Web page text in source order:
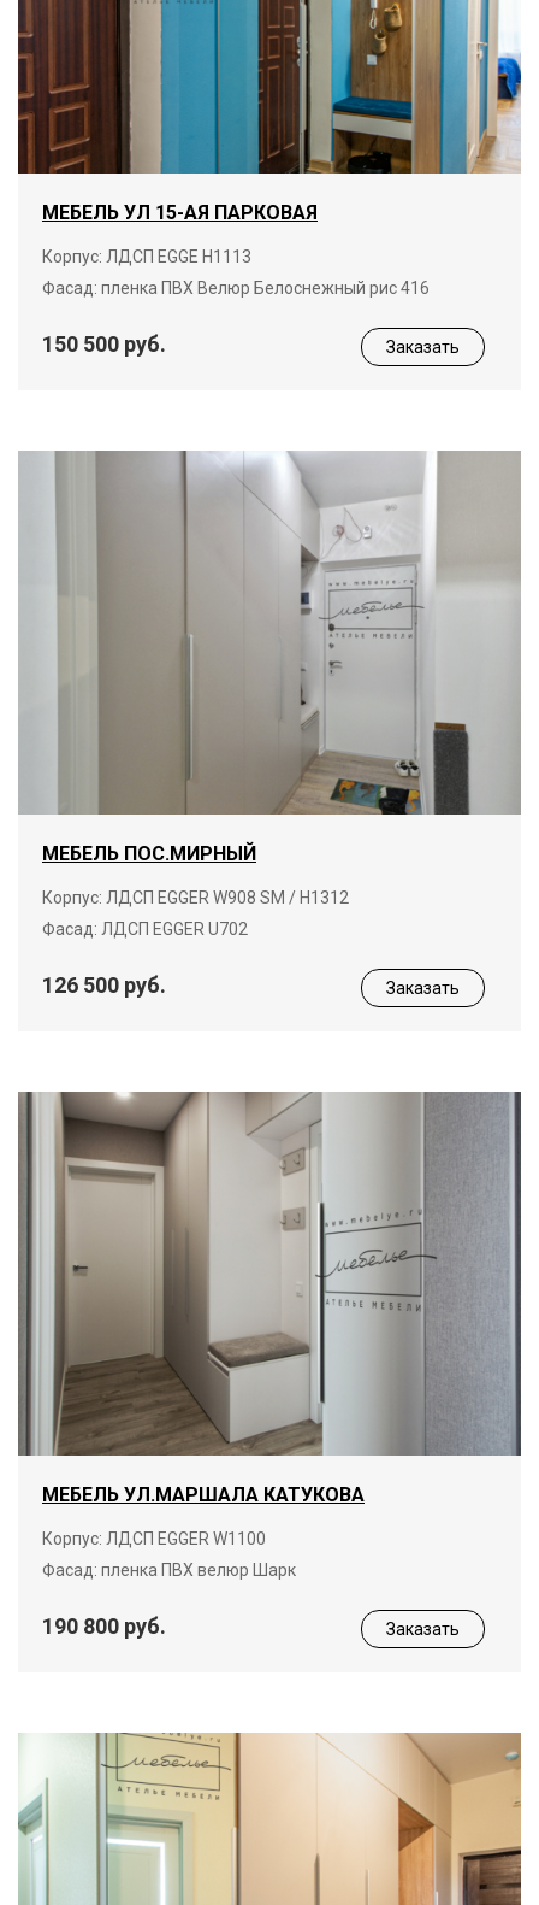
МЕБЕЛЬ УЛ 15-АЯ ПАРКОВАЯ
Корпус: ЛДСП EGGE H1113
Фасад: пленка ПВХ Велюр Белоснежный рис 416
150 500 руб. Заказать
МЕБЕЛЬ ПОС.МИРНЫЙ
Корпус: ЛДСП EGGER W908 SM / Н1312
Фасад: ЛДСП EGGER U702
126 500 руб. Заказать
МЕБЕЛЬ УЛ.МАРШАЛА КАТУКОВА
Корпус: ЛДСП EGGER W1100
Фасад: пленка ПВХ велюр Шарк
190 800 руб. Заказать